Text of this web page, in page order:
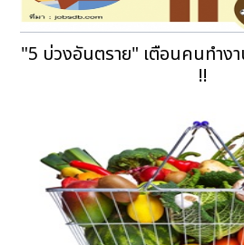
"5 บ่วงอันตราย" เตือนคนทำง
!!